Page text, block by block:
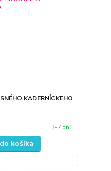
KADERNÍCKEHO
3-7 dní
košíka